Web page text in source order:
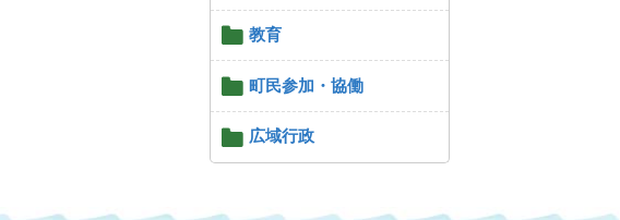
教育
町民参加・協働
広域行政